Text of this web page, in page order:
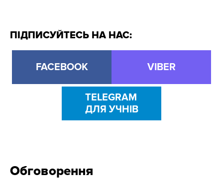
ПІДПИСУЙТЕСЬ НА НАС:
FACEBOOK VIBER
TELEGRAM
ДЛЯ УЧНІВ
Обговорення